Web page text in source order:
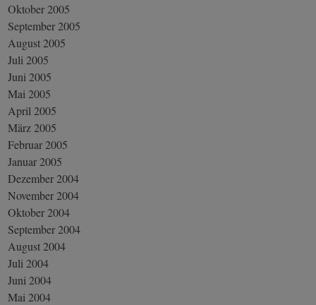
Oktober 2005
September 2005
August 2005
Juli 2005
Juni 2005
Mai 2005
April 2005
März 2005
Februar 2005
Januar 2005
Dezember 2004
November 2004
Oktober 2004
September 2004
August 2004
Juli 2004
Juni 2004
Mai 2004